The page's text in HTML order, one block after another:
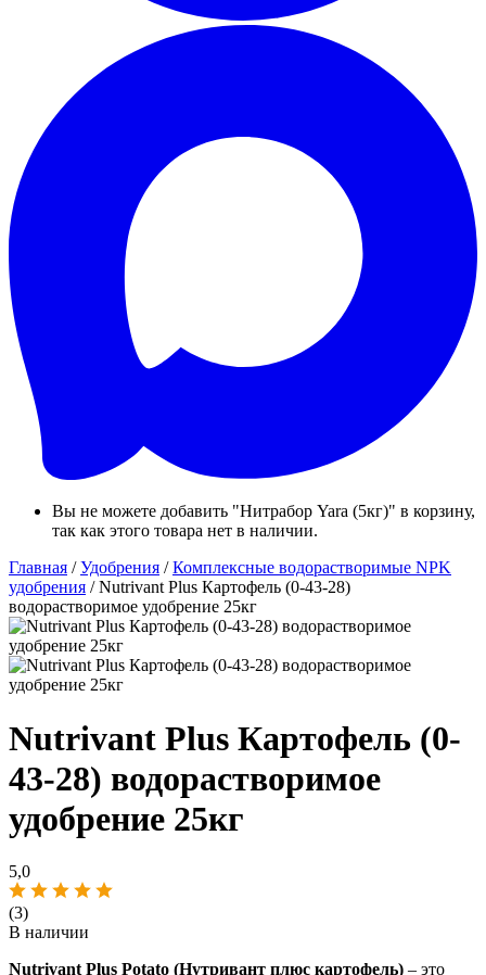
Вы не можете добавить "Нитрабор Yara (5кг)" в корзину,
так как этого товара нет в наличии.
Главная /Удобрения /Комплексные водорастворимые NPK
удобрения / Nutrivant Plus Картофель (0-43-28)
водорастворимое удобрение 25кг
Nutrivant Plus Картофель (0-
43-28) водорастворимое
удобрение 25кг
5,0
(3)
В наличии
Nutrivant Plus Potato (Нутривант плюс картофель) – это